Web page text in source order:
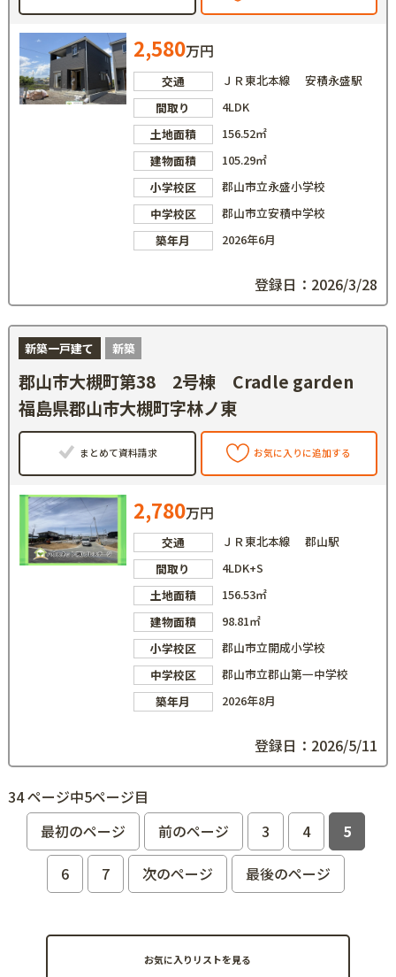
2,580万円
交通
ＪＲ東北本線 安積永盛駅
間取り
4LDK
土地面積
156.52㎡
建物面積
105.29㎡
小学校区
郡山市立永盛小学校
中学校区
郡山市立安積中学校
築年月
2026年6月
登録日：2026/3/28
新築一戸建て 新築
郡山市大槻町第38 2号棟 Cradle garden
福島県郡山市大槻町字林ノ東
まとめて資料請求 お気に入りに追加する
2,780万円
交通
ＪＲ東北本線 郡山駅
間取り
4LDK+S
土地面積
156.53㎡
建物面積
98.81㎡
小学校区
郡山市立開成小学校
中学校区
郡山市立郡山第一中学校
築年月
2026年8月
登録日：2026/5/11
34 ページ中5ページ目
最初のページ
前のページ 3 4
5
6
7 次のページ 最後のページ
お気に入りリストを見る